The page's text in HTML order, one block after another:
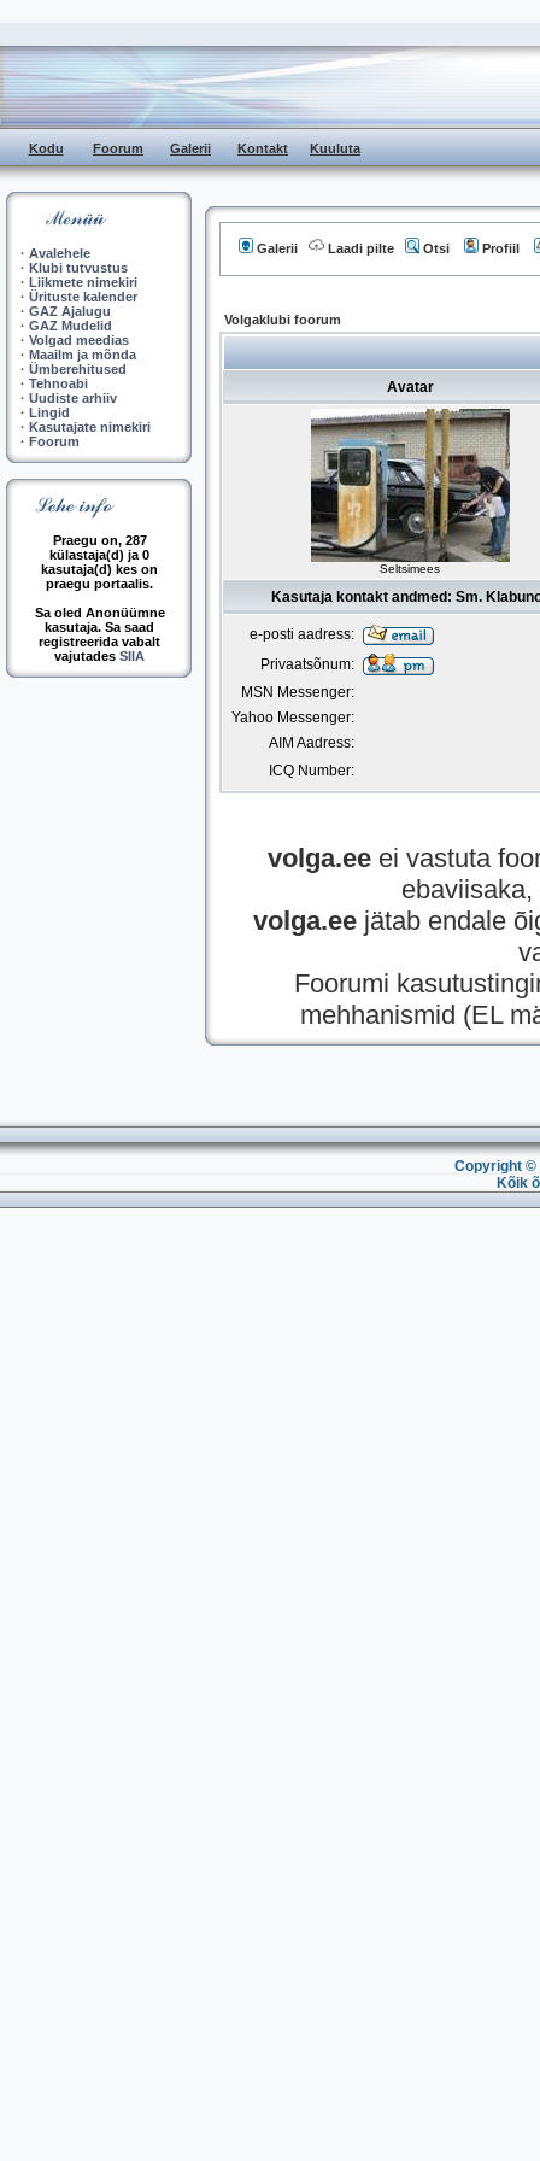
Kodu Foorum Galerii Kontakt Kuuluta
· Avalehele
· Klubi tutvustus
· Liikmete nimekiri
· Ürituste kalender
· GAZ Ajalugu
· GAZ Mudelid
· Volgad meedias
· Maailm ja mõnda
· Ümberehitused
· Tehnoabi
· Uudiste arhiiv
· Lingid
· Kasutajate nimekiri
· Foorum
Praegu on, 287
külastaja(d) ja 0
kasutaja(d) kes on
praegu portaalis.
Sa oled Anonüümne
kasutaja. Sa saad
registreerida vabalt
vajutades SIIA
Galerii Laadi pilte Otsi Profiil
Volgaklubi foorum
Avatar
Seltsimees
Kasutaja kontakt andmed: Sm.
e-posti aadress:
Privaatsõnum:
MSN Messenger:
Yahoo Messenger:
AIM Aadress:
ICQ Number:
volga.eeei vastuta
volga.ee jätab endale
Foorumi
mehhanismid (EL
Copyright ©
Kõik